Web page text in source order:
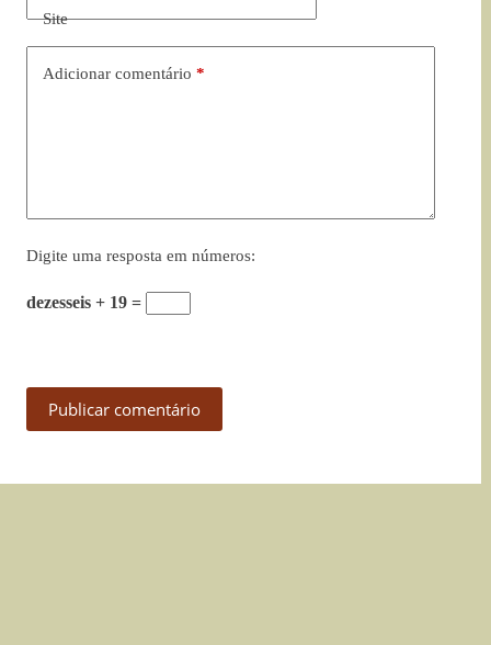
Site
Adicionar comentário *
Digite uma resposta em números:
dezesseis + 19 =
Publicar comentário